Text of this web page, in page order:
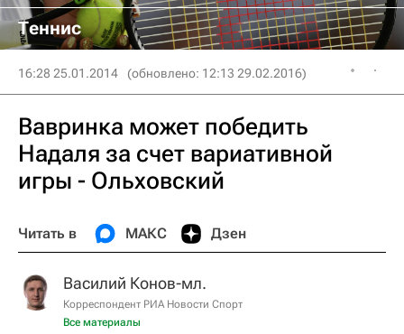
Теннис
16:28 25.01.2014 (обновлено: 12:13 29.02.2016)
Вавринка может победить
Надаля за счет вариативной
игры - Ольховский
Читать в МАКС Дзен
Василий Конов-мл.
Корреспондент РИА Новости Спорт
Все материалы